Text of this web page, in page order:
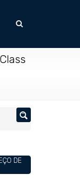
DE